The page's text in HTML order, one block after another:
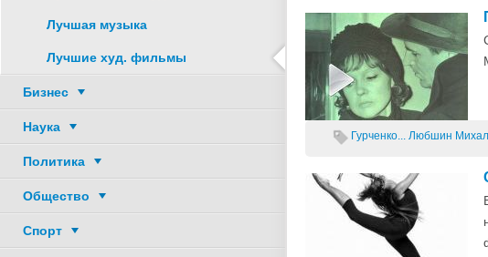
Лучшая музыка
Лучшие худ. фильмы
Бизнес
Наука
Политика
Общество
Спорт
Гурченко... Любшин